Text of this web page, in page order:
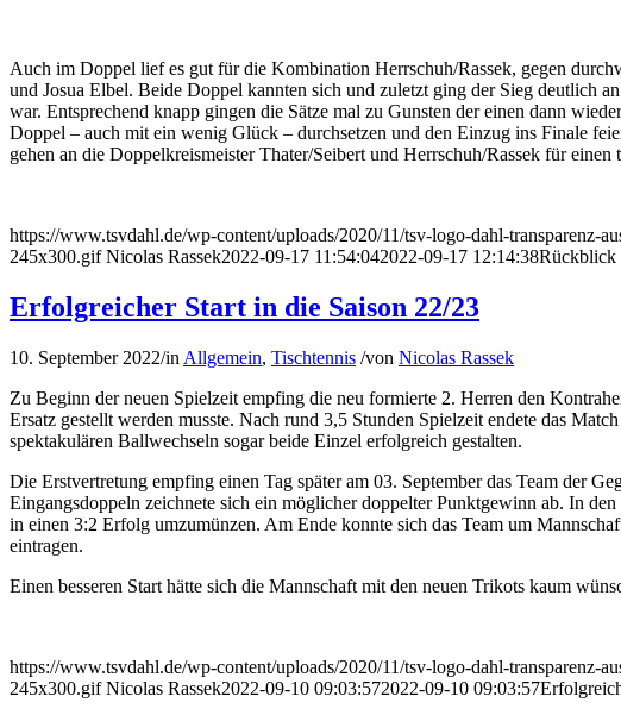
Auch im Doppel lief es gut für die Kombination Herrschuh/Rassek, gegen
und Josua Elbel. Beide Doppel kannten sich und zuletzt ging der Sieg deutlich
war. Entsprechend knapp gingen die Sätze mal zu Gunsten der einen dann
Doppel – auch mit ein wenig Glück – durchsetzen und den Einzug ins Finale
gehen an die Doppelkreismeister Thater/Seibert und Herrschuh/Rassek für einen
https://www.tsvdahl.de/wp-content/uploads/2020/11/tsv-logo-dahl-transparenz-
245x300.gif Nicolas Rassek2022-09-17 11:54:042022-09-17 12:14:38Rückblick
Erfolgreicher Start in die Saison 22/23
10. September 2022/in Allgemein, Tischtennis /von Nicolas Rassek
Zu Beginn der neuen Spielzeit empfing die neu formierte 2. Herren den
Ersatz gestellt werden musste. Nach rund 3,5 Stunden Spielzeit endete das
spektakulären Ballwechseln sogar beide Einzel erfolgreich gestalten.
Die Erstvertretung empfing einen Tag später am 03. September das Team der
Eingangsdoppeln zeichnete sich ein möglicher doppelter Punktgewinn ab. In
in einen 3:2 Erfolg umzumünzen. Am Ende konnte sich das Team um
eintragen.
Einen besseren Start hätte sich die Mannschaft mit den neuen Trikots kaum
https://www.tsvdahl.de/wp-content/uploads/2020/11/tsv-logo-dahl-transparenz-
245x300.gif Nicolas Rassek2022-09-10 09:03:572022-09-10 09:03:57